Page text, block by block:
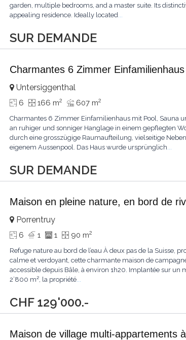
SUR DEMANDE
garden, multiple bedrooms, and a master suite. Its
appealing residence. Ideally located...
Charmantes 6 Zimmer
SUR DEMANDE
Untersiggenthal
6 166 m2 607 m2
Charmantes 6 Zimmer Einfamilienhaus mit Pool, Sauna
an ruhiger und sonniger Hanglage in einem gepflegten
durch eine grosszügige Raumaufteilung, vielseitige
eigenem Aussenpool. Das Haus wurde ursprünglich...
Maison en pleine nature, en bord de
CHF 129'000.-
Porrentruy
6 1 1 90 m2
Refuge nature au bord de l’eau À deux pas de la Suisse,
calme et verdoyant, cette charmante maison de
accessible depuis Bâle, à environ 1h20. Implantée sur
2’800 m², la propriété...
Maison de village multi-appartements